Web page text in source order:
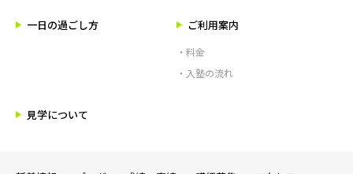
一日の過ごし方 ご利用案内
・料金
・入塾の流れ
見学について